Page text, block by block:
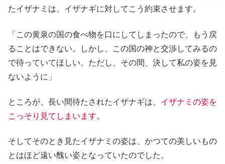
たイザナミは、イザナギに対してこう約束させます。
「この黄泉の国の食べ物を口にしてしまったので、もう戻
ることはできない。しかし、この国の神と交渉してみるの
で待っていてほしい。ただし、その間、決して私の姿を見
ないように」
ところが、長い間待たされたイザナギは、 イザナミの姿を
こっそり見てしまいます。
そしてそのとき見たイザナミの姿は、かつての美しいもの
とはほど遠い醜い姿となっていたのでした。